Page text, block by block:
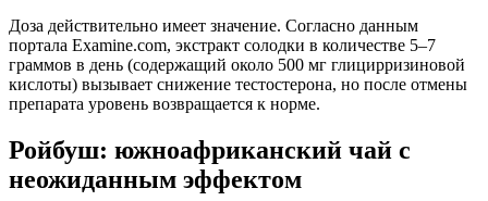
Доза действительно имеет значение. Согласно данным
портала Examine.com, экстракт солодки в количестве 5–7
граммов в день (содержащий около 500 мг глицирризиновой
кислоты) вызывает снижение тестостерона, но после отмены
препарата уровень возвращается к норме.
Ройбуш: южноафриканский чай с
неожиданным эффектом